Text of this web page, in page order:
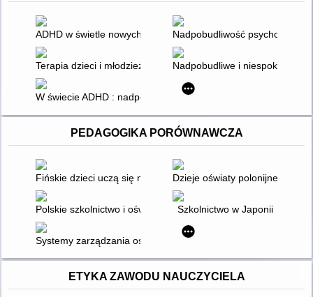
ADHD w świetle nowych badań : objawy, przyczyny,
Nadpobudliwość
Terapia dzieci i młodzieży z ADHDNadpobudliwe i niespokojne
W świecie ADHD : nadpobudliwość psychoruchowa z
PEDAGOGIKA PORÓWNAWCZA
Fińskie dzieci uczą się najlepiej Dzieje oświaty polonijnej w
Polskie szkolnictwo i oświata na Środkowym Wschodzie -
Szkolnictwo w Japonii
Systemy zarządzania oświatą w wybranych krajach
ETYKA ZAWODU NAUCZYCIELA